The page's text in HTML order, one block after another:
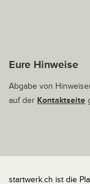
Eure Hinweise
Abgabe von
auf der Kontaktseite
startwerk.ch ist die